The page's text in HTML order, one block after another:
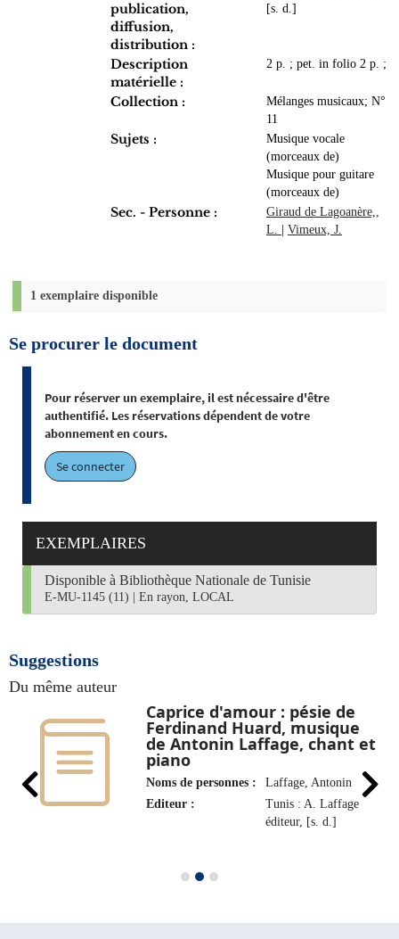
publication,
diffusion,
distribution :
[s. d.]
Description
matérielle :
2 p. ; pet. in folio 2 p. ;
Collection :
Mélanges musicaux; N°
11
Sujets :
Musique vocale
(morceaux de)
Musique pour guitare
(morceaux de)
Sec. - Personne :
Giraud de Lagoanère,,
L.
Vimeux, J.
1 exemplaire disponible
Se procurer le document
Pour réserver un exemplaire, il est nécessaire d'être
authentifié. Les réservations dépendent de votre
abonnement en cours.
Se connecter
EXEMPLAIRES
Disponible à Bibliothèque Nationale de Tunisie
E-MU-1145 (11) En rayon, LOCAL
Suggestions
Du même auteur
Caprice d'amour : pésie de
Ferdinand Huard, musique
de Antonin Laffage, chant et
piano
Noms de personnes :
Laffage, Antonin
Editeur :
Tunis : A. Laffage
éditeur, [s. d.]